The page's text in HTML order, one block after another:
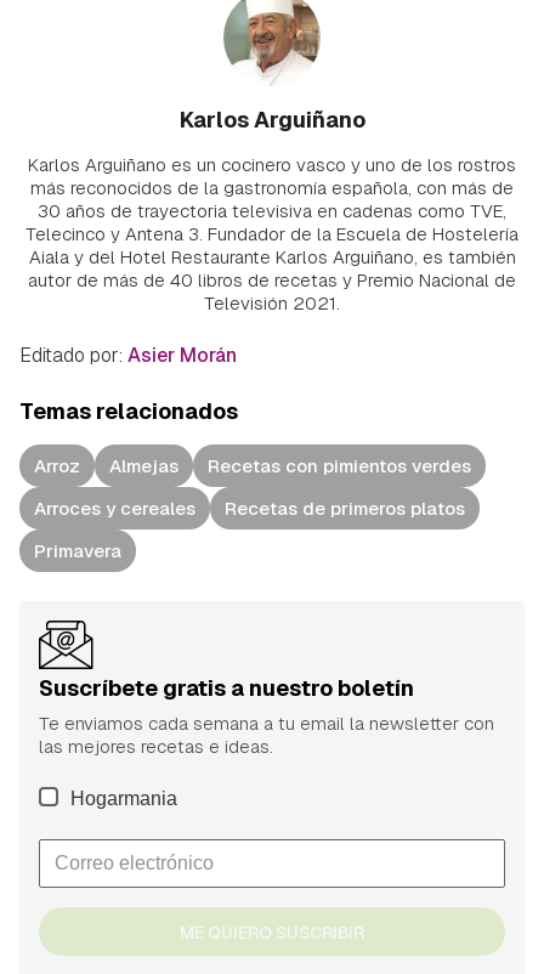
Karlos Arguiñano
Karlos Arguiñano es un cocinero vasco y uno de los rostros
más reconocidos de la gastronomía española, con más de
30 años de trayectoria televisiva en cadenas como TVE,
Telecinco y Antena 3. Fundador de la Escuela de Hostelería
Aiala y del Hotel Restaurante Karlos Arguiñano, es también
autor de más de 40 libros de recetas y Premio Nacional de
Televisión 2021.
Editado por: Asier Morán
Temas relacionados
Arroz Almejas
Recetas con pimientos verdes
Arroces y cereales
Recetas de primeros platos
Primavera
Suscríbete gratis a nuestro boletín
Te enviamos cada semana a tu email la newsletter con
las mejores recetas e ideas.
Hogarmania
ME QUIERO SUSCRIBIR